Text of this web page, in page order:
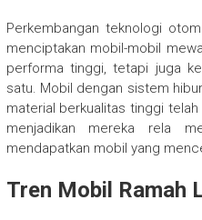
Perkembangan teknologi
menciptakan mobil-mobil
performa tinggi, tetapi juga
satu. Mobil dengan sistem
material berkualitas tinggi
menjadikan mereka rela
mendapatkan mobil yang
Tren Mobil Ramah